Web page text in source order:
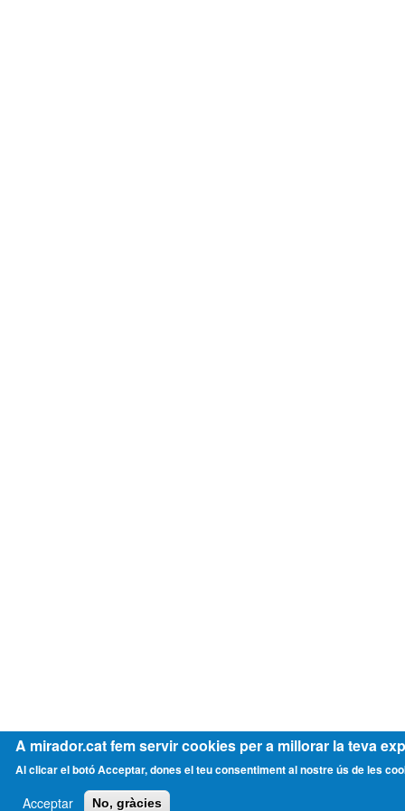
A mirador.cat fem servir cookies per a millorar la teva
Al clicar el botó Acceptar, dones el teu consentiment al nostre ús de les
Acceptar No, gràcies